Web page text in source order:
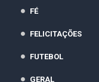
FÉ
FELICITAÇÕES
FUTEBOL
GERAL